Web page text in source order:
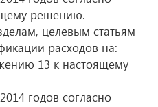
решению.
целевым статьям
расходов на:
13 к настоящему
годов согласно